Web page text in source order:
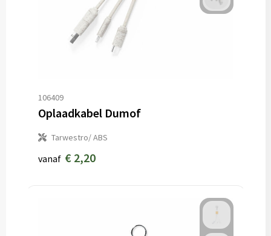
106409
Oplaadkabel Dumof
Tarwestro/ ABS
vanaf € 2,20